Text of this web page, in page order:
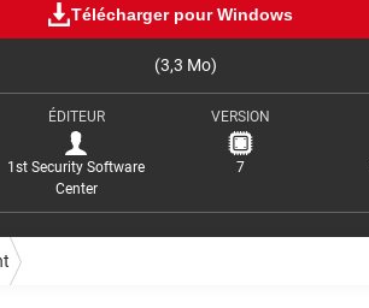
Télécharger pour Windows
(3,3 Mo)
ÉDITEUR
1st Security Software
Center
VERSION
7